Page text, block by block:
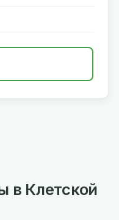
в Клетской